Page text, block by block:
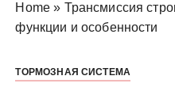
Home » Трансмиссия
функции и особенности
ТОРМОЗНАЯ СИСТЕМА